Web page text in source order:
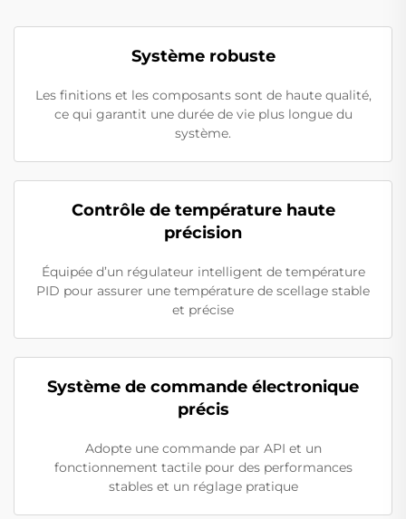
Système robuste
Les finitions et les composants sont de haute qualité,
ce qui garantit une durée de vie plus longue du
système.
Contrôle de température haute
précision
Équipée d’un régulateur intelligent de température
PID pour assurer une température de scellage stable
et précise
Système de commande électronique
précis
Adopte une commande par API et un
fonctionnement tactile pour des performances
stables et un réglage pratique